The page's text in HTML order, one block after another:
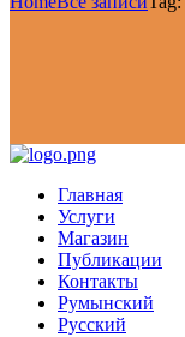
Главная
Услуги
Магазин
Публикации
Контакты
Румынский
Русский